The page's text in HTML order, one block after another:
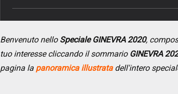
Benvenuto nello Speciale GINEVRA 2020,
tuo interesse cliccando il sommario GINEVRA
pagina la panoramica illustratadell'intero